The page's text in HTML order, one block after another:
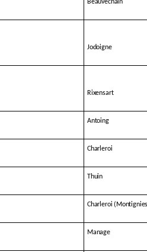
Beauvechain
Jodoigne
Rixensart
Antoing
Charleroi
Thuin
Charleroi
Manage